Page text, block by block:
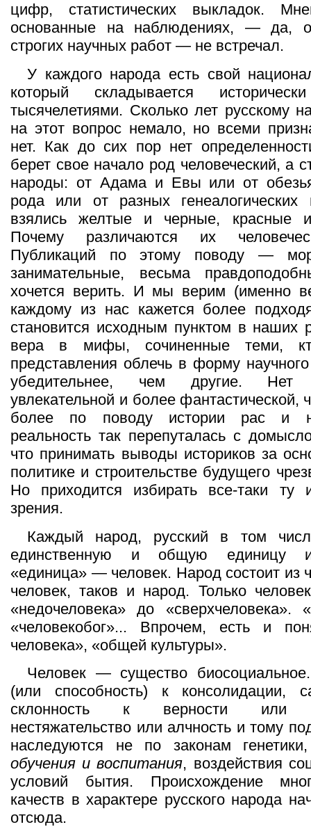
цифр, статистических выкладок.
основанные на наблюдениях, — да,
строгих научных работ — не встречал.
У каждого народа есть свой
который складывается
тысячелетиями. Сколько лет русскому
на этот вопрос немало, но всеми
нет. Как до сих пор нет
берет свое начало род человеческий, а
народы: от Адама и Евы или от
рода или от разных генеалогических
взялись желтые и черные, красные
Почему различаются их
Публикаций по этому поводу —
занимательные, весьма
хочется верить. И мы верим (именно
каждому из нас кажется более
становится исходным пунктом в наших
вера в мифы, сочиненные теми,
представления облечь в форму научного
убедительнее, чем другие. Нет
увлекательной и более фантастической,
более по поводу истории рас и
реальность так перепуталась с
что принимать выводы историков за
политике и строительстве будущего
Но приходится избирать все-таки ту
зрения.
Каждый народ, русский в том
единственную и общую единицу
«единица» — человек. Народ состоит из
человек, таков и народ. Только
«недочеловека» до «сверхчеловека».
«человекобог»... Впрочем, есть и
человека», «общей культуры».
Человек — существо
(или способность) к консолидации,
склонность к верности или
нестяжательство или алчность и тому
наследуются не по законам
обучения и воспитания, воздействия
условий бытия. Происхождение
качеств в характере русского народа
отсюда.